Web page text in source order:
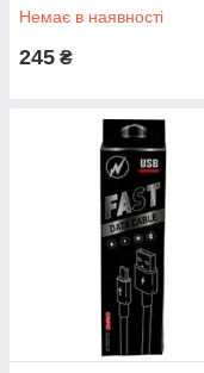
Немає в наявності
245 ₴